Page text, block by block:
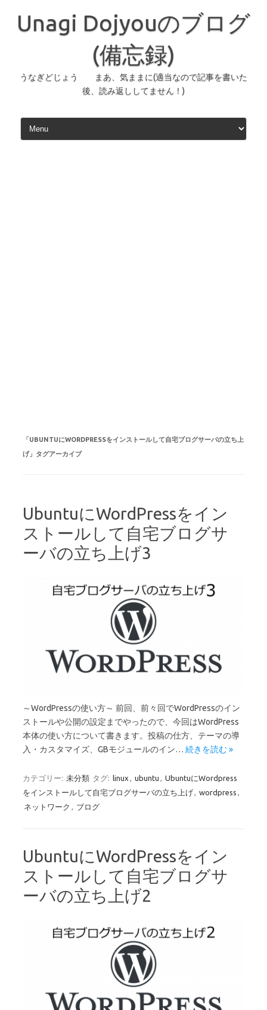
ン
プ
Unagi Dojyouのブログ
(備忘録)
うなぎどじょう まあ、気ままに(適当なので記事を書いた
後、読み返ししてません！)
「UBUNTUにWORDPRESSをインストールして自宅ブログサーバの立ち上
げ」タグアーカイブ
UbuntuにWordPressをイン
ストールして自宅ブログサ
ーバの立ち上げ3
～WordPressの使い方～ 前回、前々回でWordPressのイン
ストールや公開の設定までやったので、今回はWordPress
本体の使い方について書きます。投稿の仕方、テーマの導
入・カスタマイズ、GBモジュールのイン… 続きを読む »
カテゴリー: 未分類 タグ: linux ubuntu
UbuntuにWordpress
をインストールして自宅ブログサーバの立ち上げ
wordpress
ネットワーク
ブログ
UbuntuにWordPressをイン
ストールして自宅ブログサ
ーバの立ち上げ2